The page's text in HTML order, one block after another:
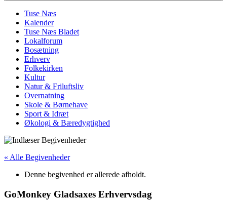
Tuse Næs
Kalender
Tuse Næs Bladet
Lokalforum
Bosætning
Erhverv
Folkekirken
Kultur
Natur & Friluftsliv
Overnatning
Skole & Børnehave
Sport & Idræt
Økologi & Bæredygtighed
« Alle Begivenheder
Denne begivenhed er allerede afholdt.
GoMonkey Gladsaxes Erhvervsdag